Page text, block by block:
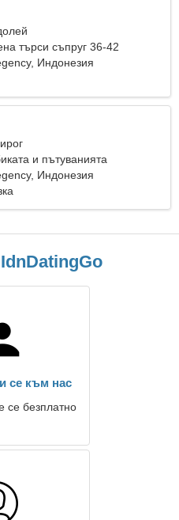
търси съпруг 36-42
Индонезия
и пътуванията
Индонезия
се към нас
се безплатно